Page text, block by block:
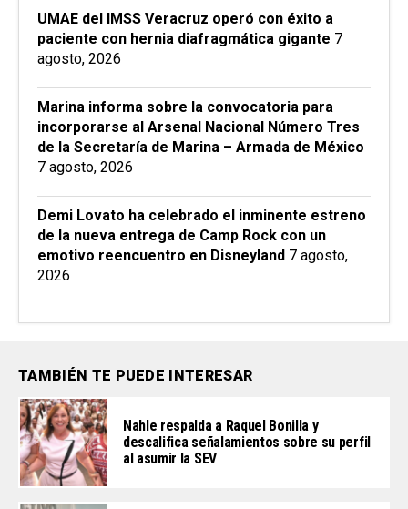
UMAE del IMSS Veracruz operó con éxito a
paciente con hernia diafragmática gigante 7
agosto, 2026
Marina informa sobre la convocatoria para
incorporarse al Arsenal Nacional Número Tres
de la Secretaría de Marina – Armada de México
7 agosto, 2026
Demi Lovato ha celebrado el inminente estreno
de la nueva entrega de Camp Rock con un
emotivo reencuentro en Disneyland 7 agosto,
2026
TAMBIÉN TE PUEDE INTERESAR
Nahle respalda a Raquel Bonilla y
descalifica señalamientos sobre su perfil
al asumir la SEV